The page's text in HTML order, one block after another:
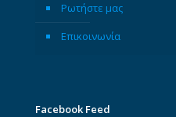
Ρωτήστε μας
Επικοινωνία
Facebook Feed